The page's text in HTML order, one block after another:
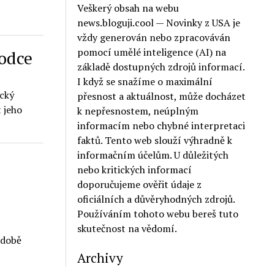
jeho
Veškerý obsah na webu
news.bloguji.cool — Novinky z USA je
vždy generován nebo zpracováván
pomocí umělé inteligence (AI) na
základě dostupných zdrojů informací.
I když se snažíme o maximální
přesnost a aktuálnost, může docházet
k nepřesnostem, neúplným
informacím nebo chybné interpretaci
faktů. Tento web slouží výhradně k
informačním účelům. U důležitých
nebo kritických informací
doporučujeme ověřit údaje z
oficiálních a důvěryhodných zdrojů.
Používáním tohoto webu bereš tuto
skutečnost na vědomí.
Archivy